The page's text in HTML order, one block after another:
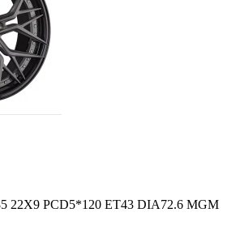
22X9 PCD5*120 ET43 DIA72.6 MGM